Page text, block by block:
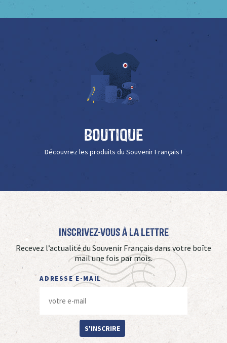
Boutique
Découvrez les produits du Souvenir Français !
Inscrivez-vous à La Lettre
Recevez l’actualité du Souvenir Français dans votre boîte
mail une fois par mois.
ADRESSE E-MAIL
S'INSCRIRE